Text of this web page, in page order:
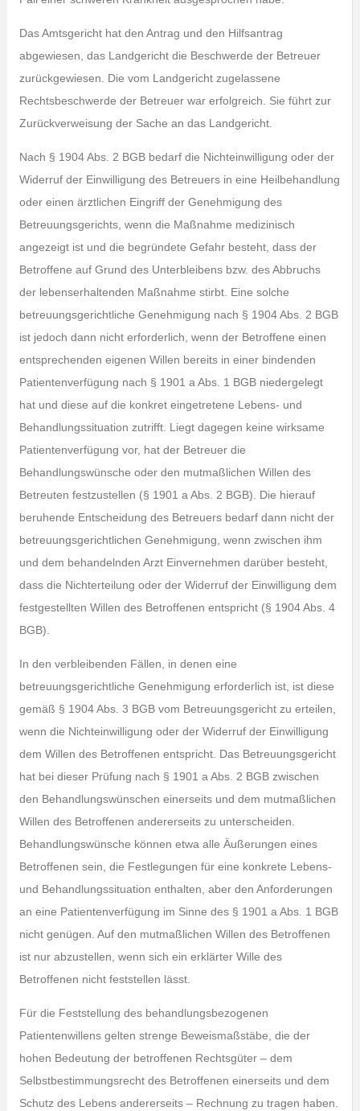
Das Amtsgericht hat den Antrag und den Hilfsantrag
abgewiesen, das Landgericht die Beschwerde der Betreuer
zurückgewiesen. Die vom Landgericht zugelassene
Rechtsbeschwerde der Betreuer war erfolgreich. Sie führt zur
Zurückverweisung der Sache an das Landgericht.
Nach § 1904 Abs. 2 BGB bedarf die Nichteinwilligung oder der
Widerruf der Einwilligung des Betreuers in eine Heilbehandlung
oder einen ärztlichen Eingriff der Genehmigung des
Betreuungsgerichts, wenn die Maßnahme medizinisch
angezeigt ist und die begründete Gefahr besteht, dass der
Betroffene auf Grund des Unterbleibens bzw. des Abbruchs
der lebenserhaltenden Maßnahme stirbt. Eine solche
betreuungsgerichtliche Genehmigung nach § 1904 Abs. 2 BGB
ist jedoch dann nicht erforderlich, wenn der Betroffene einen
entsprechenden eigenen Willen bereits in einer bindenden
Patientenverfügung nach § 1901 a Abs. 1 BGB niedergelegt
hat und diese auf die konkret eingetretene Lebens- und
Behandlungssituation zutrifft. Liegt dagegen keine wirksame
Patientenverfügung vor, hat der Betreuer die
Behandlungswünsche oder den mutmaßlichen Willen des
Betreuten festzustellen (§ 1901 a Abs. 2 BGB). Die hierauf
beruhende Entscheidung des Betreuers bedarf dann nicht der
betreuungsgerichtlichen Genehmigung, wenn zwischen ihm
und dem behandelnden Arzt Einvernehmen darüber besteht,
dass die Nichterteilung oder der Widerruf der Einwilligung dem
festgestellten Willen des Betroffenen entspricht (§ 1904 Abs. 4
BGB).
In den verbleibenden Fällen, in denen eine
betreuungsgerichtliche Genehmigung erforderlich ist, ist diese
gemäß § 1904 Abs. 3 BGB vom Betreuungsgericht zu erteilen,
wenn die Nichteinwilligung oder der Widerruf der Einwilligung
dem Willen des Betroffenen entspricht. Das Betreuungsgericht
hat bei dieser Prüfung nach § 1901 a Abs. 2 BGB zwischen
den Behandlungswünschen einerseits und dem mutmaßlichen
Willen des Betroffenen andererseits zu unterscheiden.
Behandlungswünsche können etwa alle Äußerungen eines
Betroffenen sein, die Festlegungen für eine konkrete Lebens-
und Behandlungssituation enthalten, aber den Anforderungen
an eine Patientenverfügung im Sinne des § 1901 a Abs. 1 BGB
nicht genügen. Auf den mutmaßlichen Willen des Betroffenen
ist nur abzustellen, wenn sich ein erklärter Wille des
Betroffenen nicht feststellen lässt.
Für die Feststellung des behandlungsbezogenen
Patientenwillens gelten strenge Beweismaßstäbe, die der
hohen Bedeutung der betroffenen Rechtsgüter – dem
Selbstbestimmungsrecht des Betroffenen einerseits und dem
Schutz des Lebens andererseits – Rechnung zu tragen haben.